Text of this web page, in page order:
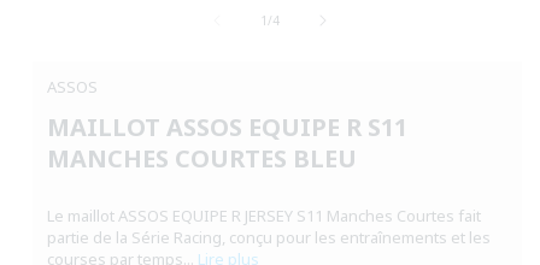
fenêtre
1/de
4
ASSOS
MAILLOT ASSOS EQUIPE R S11
MANCHES COURTES BLEU
Le maillot ASSOS EQUIPE R JERSEY S11 Manches Courtes fait
partie de la Série Racing, conçu pour les entraînements et les
courses par temps... Lire plus